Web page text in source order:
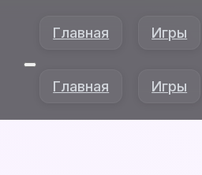
Главная Игры
Главная Игры